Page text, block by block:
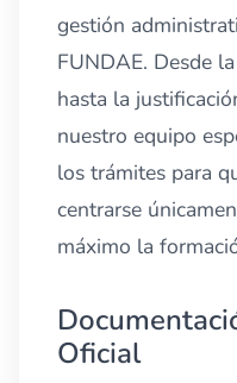
gestión
FUNDAE. Desde
hasta la
nuestro equipo
los trámites para
centrarse
máximo la
Oficial